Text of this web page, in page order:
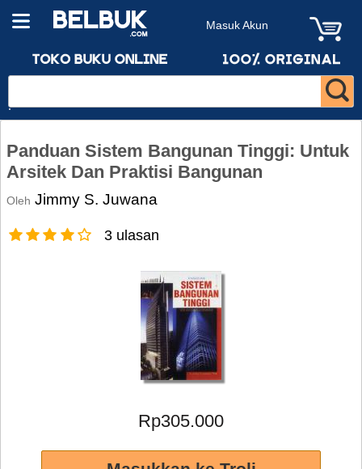
Masuk Akun
Panduan Sistem Bangunan Tinggi: Untuk
Arsitek Dan Praktisi Bangunan
Oleh Jimmy S. Juwana
3 ulasan
Rp305.000